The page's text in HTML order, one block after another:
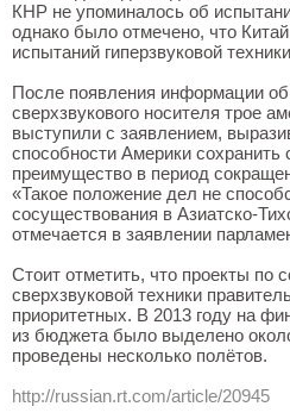
КНР не упоминалось об
однако было отмечено, что
испытаний гиперзвуковой
После появления информации об
сверхзвукового носителя трое
выступили с заявлением,
способности Америки сохранить
преимущество в период
«Такое положение дел не
сосуществования в Азиатско-
отмечается в заявлении
Стоит отметить, что проекты по
сверхзвуковой техники
приоритетных. В 2013 году на
из бюджета было выделено
проведены несколько полётов.
http://russian.rt.com/article/20945